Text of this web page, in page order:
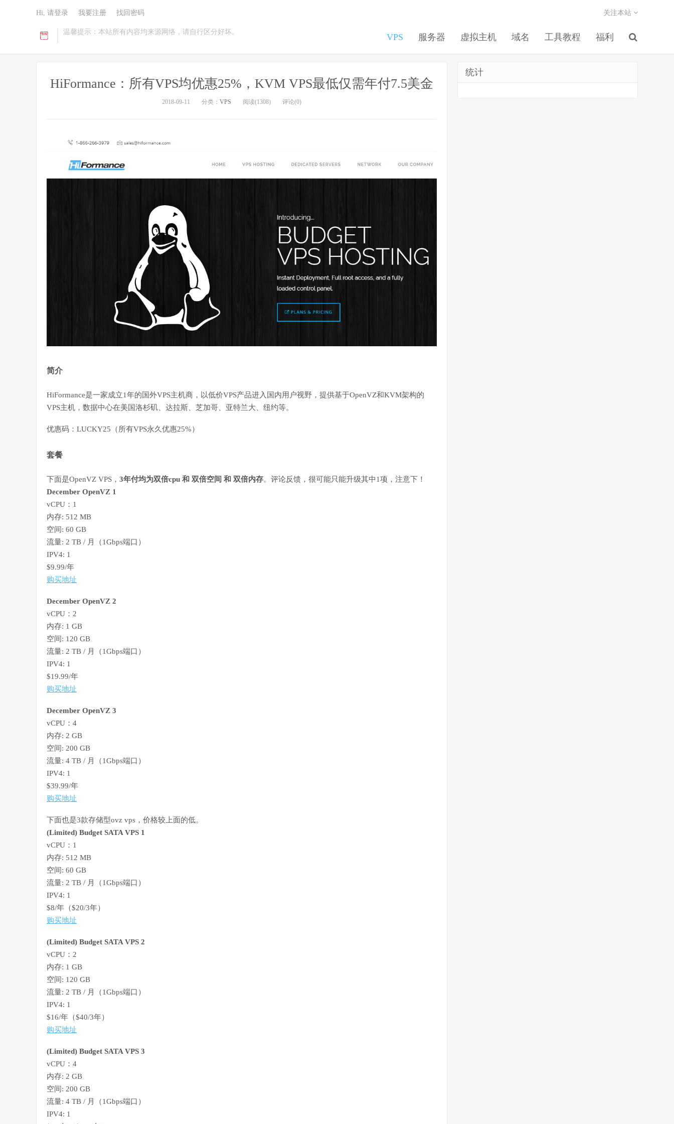
温馨提示：本站所有内容均来源网络，请自行区分好坏。
VPS 服务器 虚拟主机 域名 工具教程 福利
关注本站
Hi, 请登录 我要注册 找回密码
HiFormance：所有VPS均优惠25%，KVM VPS最低仅需年付7.5美金
2018-09-11 分类： VPS 阅读(1308) 评论(0)
简介
HiFormance是一家成立1年的国外VPS主机商，以低价VPS产品进入国内用户视野，提供基于OpenVZ和KVM架构的
VPS主机，数据中心在美国洛杉矶 、达拉斯、芝加哥、亚特兰大、纽约等。
优惠码：LUCKY25（所有VPS永久优惠25%）
套餐
下面是OpenVZ VPS， 3年付均为双倍cpu 和 双倍空间 和 双倍内存。评论反馈，很可能只能升级其中1项，注意下！
December OpenVZ 1
vCPU：1
内存: 512 MB
空间: 60 GB
流量: 2 TB / 月（1Gbps端口）
IPV4: 1
$9.99/年
购买地址
December OpenVZ 2
vCPU：2
内存: 1 GB
空间: 120 GB
流量: 2 TB / 月（1Gbps端口）
IPV4: 1
$19.99/年
购买地址
December OpenVZ 3
vCPU：4
内存: 2 GB
空间: 200 GB
流量: 4 TB / 月（1Gbps端口）
IPV4: 1
$39.99/年
购买地址
下面也是3款存储型ovz vps，价格较上面的低。
(Limited) Budget SATA VPS 1
vCPU：1
内存: 512 MB
空间: 60 GB
流量: 2 TB / 月（1Gbps端口）
IPV4: 1
$8/年（$20/3年）
购买地址
(Limited) Budget SATA VPS 2
vCPU：2
内存: 1 GB
空间: 120 GB
流量: 2 TB / 月（1Gbps端口）
IPV4: 1
$16/年（$40/3年）
购买地址
(Limited) Budget SATA VPS 3
vCPU：4
内存: 2 GB
空间: 200 GB
流量: 4 TB / 月（1Gbps端口）
IPV4: 1
统计